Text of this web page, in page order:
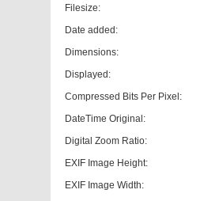
Filesize:
Date added:
Dimensions:
Displayed:
Compressed Bits Per Pixel:
DateTime Original:
Digital Zoom Ratio:
EXIF Image Height:
EXIF Image Width: